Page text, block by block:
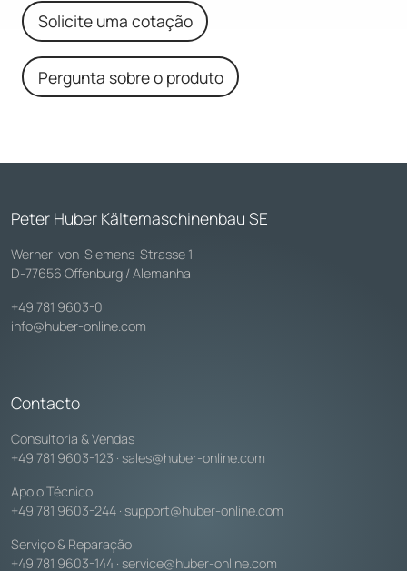
Solicite uma cotação
Pergunta sobre o produto
Peter Huber Kältemaschinenbau SE
Werner-von-Siemens-Strasse 1
D-77656 Offenburg / Alemanha
+49 781 9603-0
info@huber-online.com
Contacto
Consultoria & Vendas
+49 781 9603-123 · sales@huber-online.com
Apoio Técnico
+49 781 9603-244 · support@huber-online.com
Serviço & Reparação
+49 781 9603-144 · service@huber-online.com